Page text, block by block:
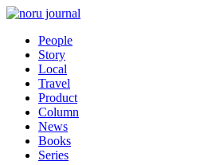
People
Story
Local
Travel
Product
Column
News
Books
Series